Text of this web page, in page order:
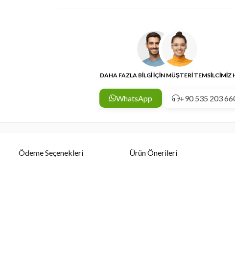
DAHA FAZLA BİLGİ İÇİN MÜŞTERİ TEMSİLCİMİZ
WhatsApp +90 535 203
Ödeme Seçenekleri Ürün Önerileri